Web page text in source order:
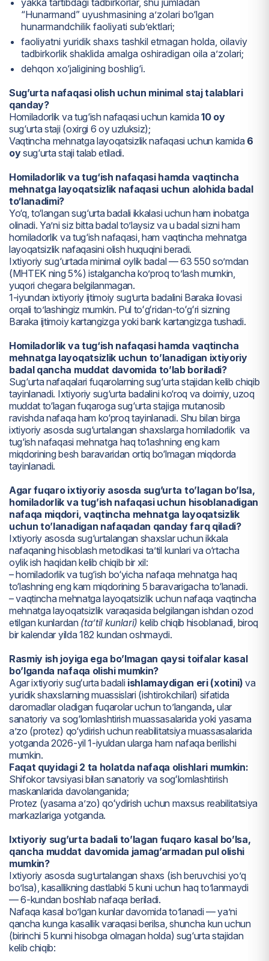
“Hunarmand” uyushmasining a’zolari bo‘lgan
hunarmandchilik faoliyati sub’ektlari;
faoliyatni yuridik shaxs tashkil etmagan holda, oilaviy
tadbirkorlik shaklida amalga oshiradigan oila a’zolari;
dehqon xo‘jaligining boshlig‘i.
Sug’urta nafaqasi olish uchun minimal staj talablari
qanday?
Homiladorlik va tug‘ish nafaqasi uchun kamida10 oy
sug‘urta staji (oxirgi 6 oy uzluksiz);
Vaqtincha mehnatga layoqatsizlik nafaqasi uchun kamida 6
oysug‘urta staji talab etiladi.
Homiladorlik va tug‘ish nafaqasi hamda vaqtincha
mehnatga layoqatsizlik nafaqasi uchun alohida badal
to‘lanadimi?
Yo‘q, to‘langan sug‘urta badali ikkalasi uchun ham inobatga
olinadi. Ya’ni siz bitta badal to’laysiz va u badal sizni ham
homiladorlik va tug‘ish nafaqasi, ham vaqtincha mehnatga
layoqatsizlik nafaqasini olish huquqini beradi.
Ixtiyoriy sug‘urtada minimal oylik badal — 63 550 so’mdan
(MHTEK ning 5%) istalgancha ko’proq to’lash mumkin,
yuqori chegara belgilanmagan.
1-iyundan ixtiyoriy ijtimoiy sug’urta badalini Baraka ilovasi
orqali to’lashingiz mumkin. Pul toʻgʻridan-toʻgʻri sizning
Baraka ijtimoiy kartangizga yoki bank kartangizga tushadi.
Homiladorlik va tug‘ish nafaqasi hamda vaqtincha
mehnatga layoqatsizlik uchun to’lanadigan ixtiyoriy
badal qancha muddat davomida to’lab boriladi?
Sug‘urta nafaqalari fuqarolarning sug‘urta stajidan kelib chiqib
tayinlanadi. Ixtiyoriy sug‘urta badalini ko‘roq va doimiy, uzoq
muddat to‘lagan fuqaroga sug‘urta stajiga mutanosib
ravishda nafaqa ham ko‘proq tayinlanadi. Shu bilan birga
ixtiyoriy asosda sug‘urtalangan shaxslarga homiladorlik va
tug‘ish nafaqasi mehnatga haq to‘lashning eng kam
miqdorining besh baravaridan ortiq bo‘lmagan miqdorda
tayinlanadi.
Agar fuqaro ixtiyoriy asosda sug’urta to’lagan bo’lsa,
homiladorlik va tug’ish nafaqasi uchun hisoblanadigan
nafaqa miqdori, vaqtincha mehnatga layoqatsizlik
uchun to’lanadigan nafaqadan qanday farq qiladi?
Ixtiyoriy asosda sug‘urtalangan shaxslar uchun ikkala
nafaqaning hisoblash metodikasi ta’til kunlari va o‘rtacha
oylik ish haqidan kelib chiqib bir xil:
– homiladorlik va tug‘ish bo‘yicha nafaqa mehnatga haq
to‘lashning eng kam miqdorining 5 baravarigacha to‘lanadi.
– vaqtincha mehnatga layoqatsizlik uchun nafaqa vaqtincha
mehnatga layoqatsizlik varaqasida belgilangan ishdan ozod
etilgan kunlardan (ta’til kunlari) kelib chiqib hisoblanadi, biroq
bir kalendar yilda 182 kundan oshmaydi.
Rasmiy ish joyiga ega bo’lmagan qaysi toifalar kasal
bo’lganda nafaqa olishi mumkin?
Agar ixtiyoriy sugʻurta badali ishlamaydigan eri (xotini)va
yuridik shaxslarning muassislari (ishtirokchilari) sifatida
daromadlar oladigan fuqarolar uchun to’langanda, ular
sanatoriy va sog‘lomlashtirish muassasalarida yoki yasama
a’zo (protez) qo‘ydirish uchun reabilitatsiya muassasalarida
yotganda 2026-yil 1-iyuldan ularga ham nafaqa berilishi
mumkin.
Faqat quyidagi 2 ta holatda nafaqa olishlari mumkin:
Shifokor tavsiyasi bilan sanatoriy va sogʻlomlashtirish
maskanlarida davolanganida;
Protez (yasama aʼzo) qoʻydirish uchun maxsus reabilitatsiya
markazlariga yotganda.
Ixtiyoriy sug’urta badali to’lagan fuqaro kasal bo’lsa,
qancha muddat davomida jamag’armadan pul olishi
mumkin?
Ixtiyoriy asosda sug’urtalangan shaxs (ish beruvchisi yo’q
bo’lsa), kasallikning dastlabki 5 kuni uchun haq to’lanmaydi
— 6-kundan boshlab nafaqa beriladi.
Nafaqa kasal bo’lgan kunlar davomida to’lanadi — ya’ni
qancha kunga kasallik varaqasi berilsa, shuncha kun uchun
(birinchi 5 kunni hisobga olmagan holda) sug‘urta stajidan
kelib chiqib: